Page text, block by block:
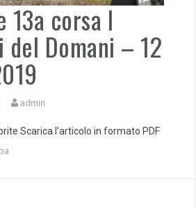
13a corsa I
del Domani – 12
admin
Scarica l’articolo in formato PDF